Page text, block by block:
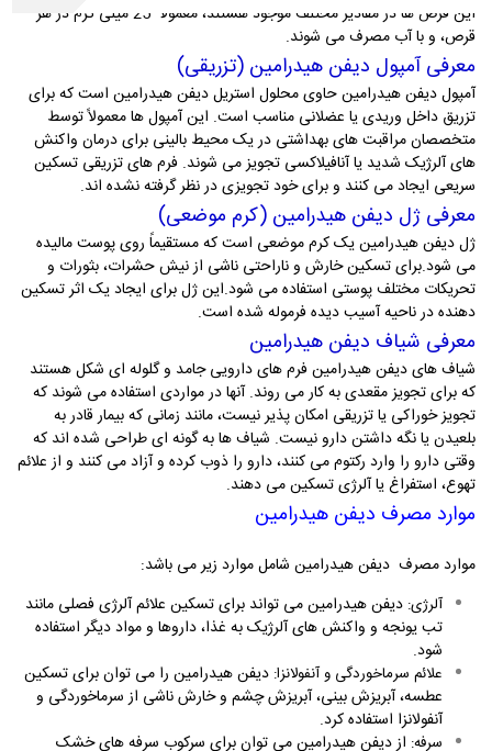
این قرص ها در مقادیر مختلف موجود هستند، معمولاً 25 میلی گرم در هر
قرص، و با آب مصرف می شوند.
معرفی آمپول دیفن هیدرامین (تزریقی)
آمپول دیفن هیدرامین حاوی محلول استریل دیفن هیدرامین است که برای
تزریق داخل وریدی یا عضلانی مناسب است. این آمپول ها معمولاً توسط
متخصصان مراقبت های بهداشتی در یک محیط بالینی برای درمان واکنش
های آلرژیک شدید یا آنافیلاکسی تجویز می شوند. فرم های تزریقی تسکین
سریعی ایجاد می کنند و برای خود تجویزی در نظر گرفته نشده اند.
معرفی ژل دیفن هیدرامین (کرم موضعی)
ژل دیفن هیدرامین یک کرم موضعی است که مستقیماً روی پوست مالیده
می شود.برای تسکین خارش و ناراحتی ناشی از نیش حشرات، بثورات و
تحریکات مختلف پوستی استفاده می شود.این ژل برای ایجاد یک اثر تسکین
دهنده در ناحیه آسیب دیده فرموله شده است.
معرفی شیاف دیفن هیدرامین
شیاف های دیفن هیدرامین فرم های دارویی جامد و گلوله ای شکل هستند
که برای تجویز مقعدی به کار می روند. آنها در مواردی استفاده می شوند که
تجویز خوراکی یا تزریقی امکان پذیر نیست، مانند زمانی که بیمار قادر به
بلعیدن یا نگه داشتن دارو نیست. شیاف ها به گونه ای طراحی شده اند که
وقتی دارو را وارد رکتوم می کنند، دارو را ذوب کرده و آزاد می کنند و از علائم
تهوع، استفراغ یا آلرژی تسکین می دهند.
موارد مصرف دیفن هیدرامین
موارد مصرف دیفن هیدرامین شامل موارد زیر می باشد:
آلرژی: دیفن هیدرامین می تواند برای تسکین علائم آلرژی فصلی مانند
تب یونجه و واکنش های آلرژیک به غذا، داروها و مواد دیگر استفاده
شود.
علائم سرماخوردگی و آنفولانزا: دیفن هیدرامین را می توان برای تسکین
عطسه، آبریزش بینی، آبریزش چشم و خارش ناشی از سرماخوردگی و
آنفولانزا استفاده کرد.
سرفه: از دیفن هیدرامین می توان برای سرکوب سرفه های خشک